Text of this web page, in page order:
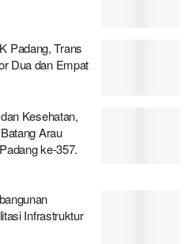
Padang, Trans
Dua dan Empat
Kesehatan,
Arau
ke-357.
Infrastruktur